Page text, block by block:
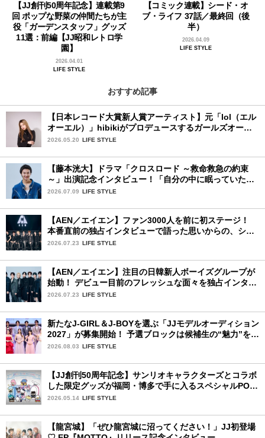
【JJ創刊50周年記念】連載第9
回 ポップな野菜の仲間たちが主
役「ガーデンスタッフ」グッズ
11選：前編【JJ昭和レトロ学
園】
2026.04.01
LIFE STYLE
【コミック連載】シード・オ
ブ・ライフ 37話／最終回（後
半）
2026.04.09
LIFE STYLE
おすすめ記事
【日本レコード大賞新人賞アーティスト】元「lol（エル
オーエル）」hibikiがプロデュースするガールズオーデ
ィションが始動！ 応募は5月31日（日）まで
2026.05.20 LIFE STYLE
【藤本洸大】ドラマ「クロスロード ～救命救急の約束
～」出演記念インタビュー！「自分の中に眠っていた熱
を思い出させてもらった作品です」
2026.07.09 LIFE STYLE
【AEN／エイエン】ファン3000人を前に初ステージ！
本番直前の独占インタビューで語った思いからの、ショ
ーケース完全レポート！
2026.07.23 LIFE STYLE
【AEN／エイエン】注目の日韓新人ボーイズグループが
始動！ デビュー目前のフレッシュな面々を独占インタビ
ュー。7人の魅力に迫ります♪
2026.07.23 LIFE STYLE
新たなJ-GIRL＆J-BOYを選ぶ「JJモデルオーディション
2027」が募集開始！ 予選ブロックは候補生の“魅力”を重
視した「新システム」に変わります
2026.08.03 LIFE STYLE
【JJ創刊50周年記念】サンリオキャラクターズとコラボ
した限定グッズが福岡・博多で手に入るスペシャルPOP-
UPストア！
2026.05.14 LIFE STYLE
【龍宮城】「ぜひ龍宮城に沼ってください！」JJ初登場